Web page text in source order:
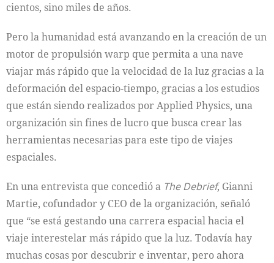
cientos, sino miles de años.
Pero la humanidad está avanzando en la creación de un
motor de propulsión warp que permita a una nave
viajar más rápido que la velocidad de la luz gracias a la
deformación del espacio-tiempo, gracias a los estudios
que están siendo realizados por Applied Physics, una
organización sin fines de lucro que busca crear las
herramientas necesarias para este tipo de viajes
espaciales.
En una entrevista que concedió a The Debrief, Gianni
Martie, cofundador y CEO de la organización, señaló
que “se está gestando una carrera espacial hacia el
viaje interestelar más rápido que la luz. Todavía hay
muchas cosas por descubrir e inventar, pero ahora